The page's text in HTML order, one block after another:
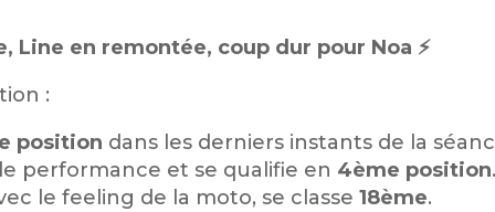
Line en remontée, coup dur pour Noa ⚡️
:
position dans les derniers instants de la
performance et se qualifie en 4ème position.
le feeling de la moto, se classe 18ème.